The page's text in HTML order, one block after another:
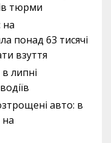
тюрми
на
понад 63 тисячі
взуття
липні
авто: в
на